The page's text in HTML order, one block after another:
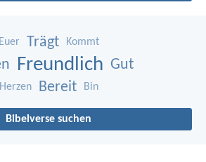
Euer Trägt Kommt
Freundlich Gut
Herzen Bereit Bin
Bibelverse suchen